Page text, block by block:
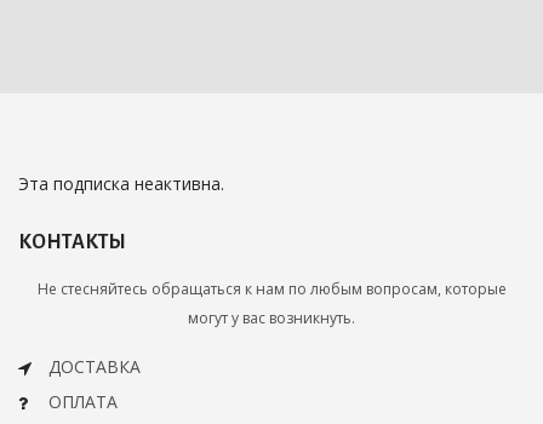
Эта подписка неактивна.
КОНТАКТЫ
Не стесняйтесь обращаться к нам по любым вопросам, которые
могут у вас возникнуть.
ДОСТАВКА
ОПЛАТА